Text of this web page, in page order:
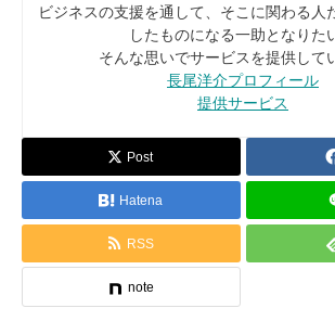
ビジネスの支援を通して、そこに関わる人
したものになる一助となりた
そんな思いでサービスを提供して
長尾洋介プロフィール
提供サービス
Post
Hatena
RSS
note